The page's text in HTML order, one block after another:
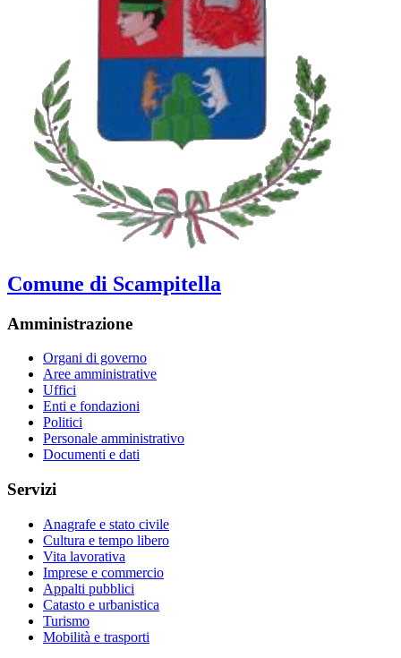
Comune di Scampitella
Amministrazione
Organi di governo
Aree amministrative
Uffici
Enti e fondazioni
Politici
Personale amministrativo
Documenti e dati
Servizi
Anagrafe e stato civile
Cultura e tempo libero
Vita lavorativa
Imprese e commercio
Appalti pubblici
Catasto e urbanistica
Turismo
Mobilità e trasporti